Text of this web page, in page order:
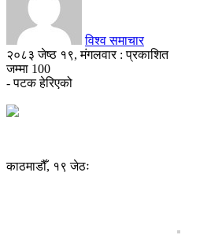
विश्व समाचार
२०८३ जेष्ठ १९, मंगलवार : प्रकाशित
जम्मा 100
- पटक हेरिएको
काठमाडौँ, १९ जेठः